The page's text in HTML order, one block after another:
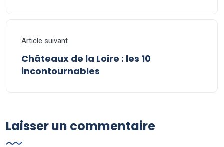
Article suivant
Châteaux de la Loire : les 10
incontournables
Laisser un commentaire